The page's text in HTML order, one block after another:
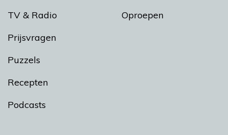
TV & Radio
Prijsvragen
Puzzels
Recepten
Podcasts
Oproepen